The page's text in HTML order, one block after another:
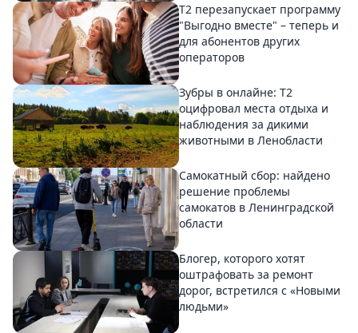
Т2 перезапускает программу
"Выгодно вместе" – теперь и
для абонентов других
операторов
Зубры в онлайне: Т2
оцифровал места отдыха и
наблюдения за дикими
животными в Ленобласти
Самокатный сбор: найдено
решение проблемы
самокатов в Ленинградской
области
Блогер, которого хотят
оштрафовать за ремонт
дорог, встретился с «Новыми
людьми»